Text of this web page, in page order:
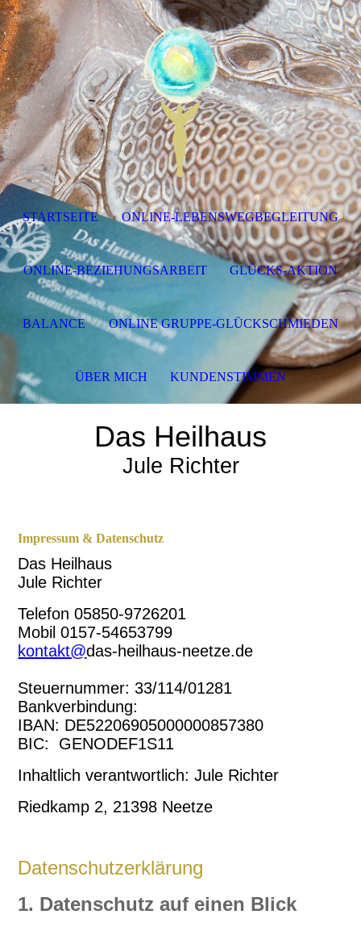
Das Heilhaus
Jule Richter
Impressum & Datenschutz
Das Heilhaus
Jule Richter
Telefon 05850-9726201
Mobil 0157-54653799
kontakt@das-heilhaus-neetze.de
Steuernummer:33/114/01281
Bankverbindung:
IBAN: DE52206905000000857380
BIC: GENODEF1S11
Inhaltlich verantwortlich: Jule Richter
Riedkamp 2, 21398 Neetze
Datenschutzerklärung
1. Datenschutz auf einen Blick
STARTSEITE ONLINE-LEBENSWEGBEGLEITUNG
ONLINE-BEZIEHUNGSARBEIT GLÜCKS-AKTION
BALANCE ONLINE GRUPPE-GLÜCKSCHMIEDEN
ÜBER MICH KUNDENSTIMMEN